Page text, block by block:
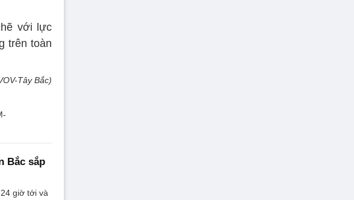
với lực
trên toàn
Tây Bắc)
Bắc sắp
giờ tới và